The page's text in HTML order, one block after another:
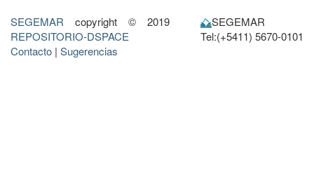
SEGEMAR copyright © 2019
REPOSITORIO-DSPACE
Contacto | Sugerencias
SEGEMAR
Tel:(+5411) 5670-0101